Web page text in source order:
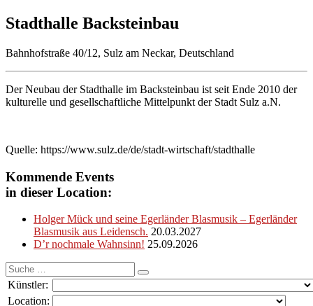
Stadthalle Backsteinbau
Bahnhofstraße 40/12, Sulz am Neckar, Deutschland
Der Neubau der Stadthalle im Backsteinbau ist seit Ende 2010 der
kulturelle und gesellschaftliche Mittelpunkt der Stadt Sulz a.N.
Quelle: https://www.sulz.de/de/stadt-wirtschaft/stadthalle
Kommende Events
in dieser Location:
Holger Mück und seine Egerländer Blasmusik – Egerländer
Blasmusik aus Leidensch. 20.03.2027
D’r nochmale Wahnsinn! 25.09.2026
Suche
nach:
Künstler:
Location: